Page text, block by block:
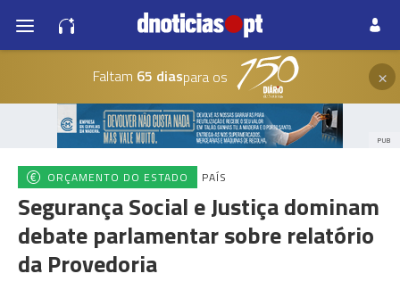
Faltam 65 diaspara os ×
PUB
ORÇAMENTO DO ESTADO PAÍS
Segurança Social e Justiça dominam
debate parlamentar sobre relatório
da Provedoria